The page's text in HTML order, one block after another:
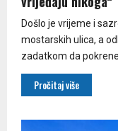
Došlo je vrijeme i
mostarskih ulica, a
zadatkom da pokrene
Pročitaj više